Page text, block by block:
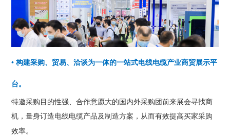
• 构建采购、贸易、洽谈为一体的一站式电线电缆产业商贸展示平
台。
特邀采购目的性强、合作意愿大的国内外采购团前来展会寻找商
机，量身订造电线电缆产品及制造方案，从而有效提高买家采购
效率。